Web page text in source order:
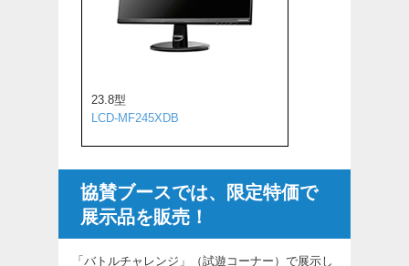
23.8型
LCD-MF245XDB
協賛ブースでは、限定特価で
展示品を販売！
「バトルチャレンジ」（試遊コーナー）で展示し